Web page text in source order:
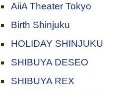
AiiA Theater Tokyo
Birth Shinjuku
HOLIDAY SHINJUKU
SHIBUYA DESEO
SHIBUYA REX